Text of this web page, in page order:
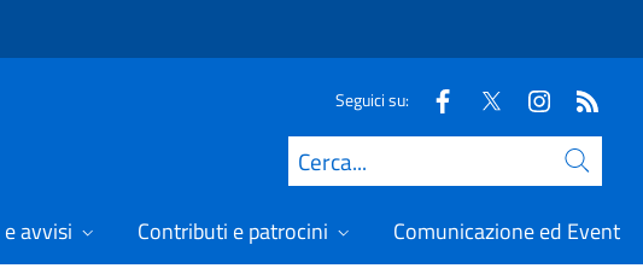
Seguici su:
Cerca
avvisi Contributi e patrocini Comunicazione ed Eventi